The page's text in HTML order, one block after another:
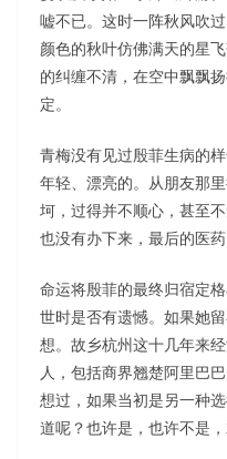
嘘不已。这时一阵秋风吹
颜色的秋叶仿佛满天的星
的纠缠不清，在空中飘飘
定。
青梅没有见过殷菲生病的
年轻、漂亮的。从朋友那
坷，过得并不顺心，甚至
也没有办下来，最后的医
命运将殷菲的最终归宿定
世时是否有遗憾。如果她
想。故乡杭州这十几年来
人，包括商界翘楚阿里巴
想过，如果当初是另一种
道呢？也许是，也许不是